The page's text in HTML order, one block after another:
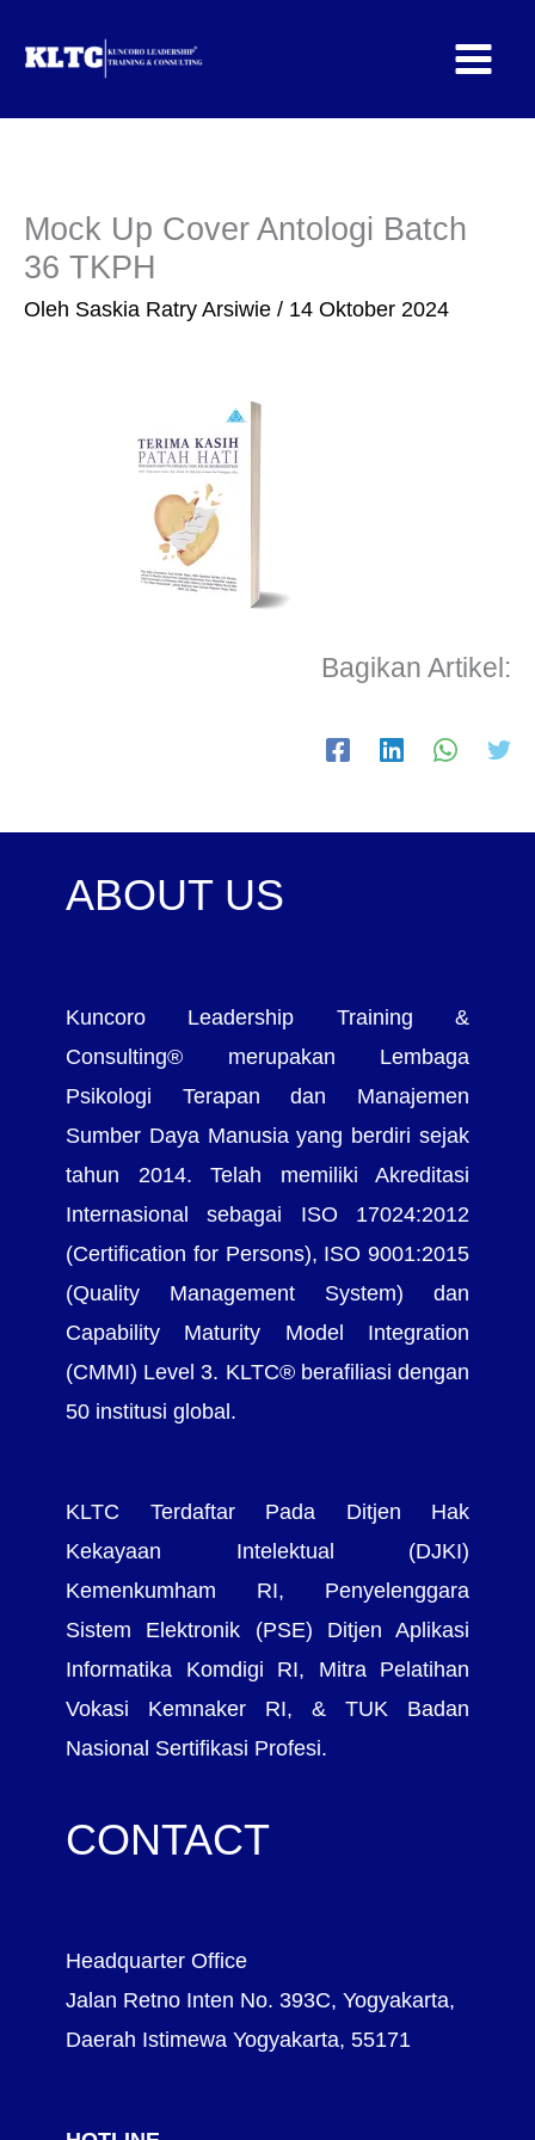
Mock Up Cover Antologi Batch
36 TKPH
Oleh Saskia Ratry Arsiwie / 14 Oktober 2024
Bagikan Artikel:
ABOUT US
Kuncoro Leadership Training &
Consulting® merupakan Lembaga
Psikologi Terapan dan Manajemen
Sumber Daya Manusia yang berdiri sejak
tahun 2014. Telah memiliki Akreditasi
Internasional sebagai ISO 17024:2012
(Certification for Persons), ISO 9001:2015
(Quality Management System) dan
Capability Maturity Model Integration
(CMMI) Level 3. KLTC® berafiliasi dengan
50 institusi global.
KLTC Terdaftar Pada Ditjen Hak
Kekayaan Intelektual (DJKI)
Kemenkumham RI, Penyelenggara
Sistem Elektronik (PSE) Ditjen Aplikasi
Informatika Komdigi RI, Mitra Pelatihan
Vokasi Kemnaker RI, & TUK Badan
Nasional Sertifikasi Profesi.
CONTACT
Headquarter Office
Jalan Retno Inten No. 393C, Yogyakarta,
Daerah Istimewa Yogyakarta, 55171